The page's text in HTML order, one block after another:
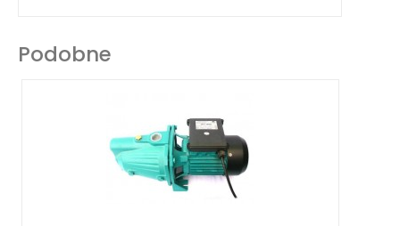
Podobne